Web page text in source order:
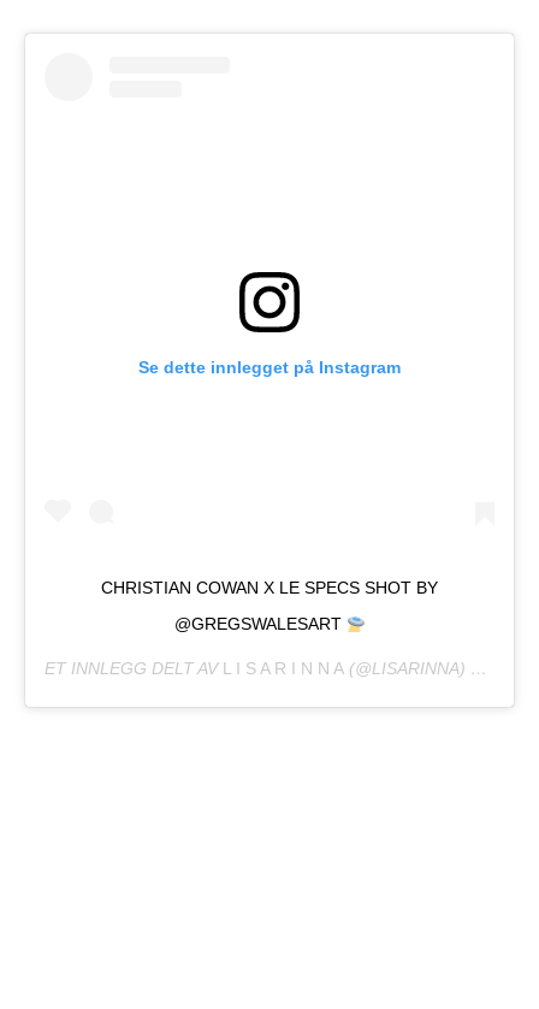
Se dette innlegget på Instagram
CHRISTIAN COWAN X LE SPECS SHOT BY
@GREGSWALESART
ET INNLEGG DELT AV L I S A R I N N A (@LISARINNA) JUNI